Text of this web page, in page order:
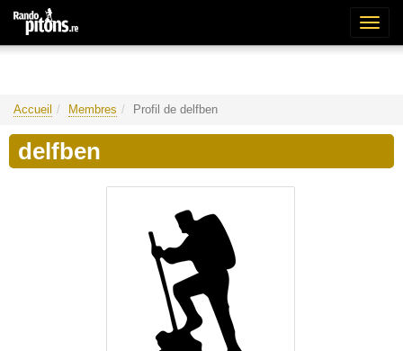
Accueil Membres Profil de delfben
delfben